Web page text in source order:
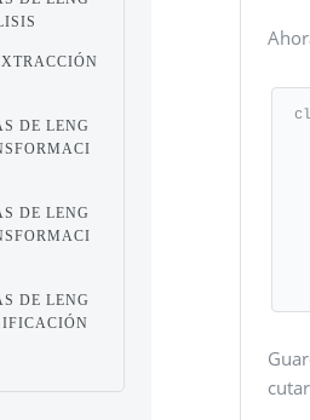
DE LENG
DE LENG
DE LENG